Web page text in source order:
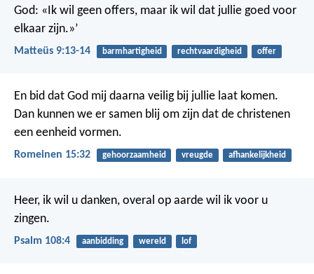
God: «Ik wil geen offers, maar ik wil dat jullie goed voor
elkaar zijn.»’
Matteüs 9:13-14 barmhartigheid rechtvaardigheid offer
En bid dat God mij daarna veilig bij jullie laat komen.
Dan kunnen we er samen blij om zijn dat de christenen
een eenheid vormen.
Romeinen 15:32 gehoorzaamheid vreugde afhankelijkheid
Heer, ik wil u danken, overal op aarde wil ik voor u
zingen.
Psalm 108:4 aanbidding wereld lof